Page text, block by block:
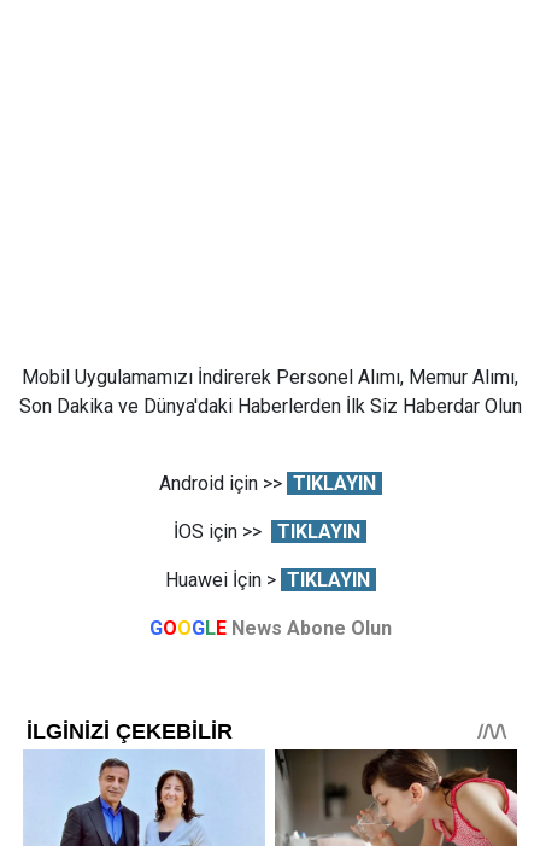
Mobil Uygulamamızı İndirerek Personel Alımı, Memur Alımı,
Son Dakika ve Dünya'daki Haberlerden İlk Siz Haberdar Olun
Android için >> TIKLAYIN
İOS için >> TIKLAYIN
Huawei İçin > TIKLAYIN
GOOGLE News Abone Olun